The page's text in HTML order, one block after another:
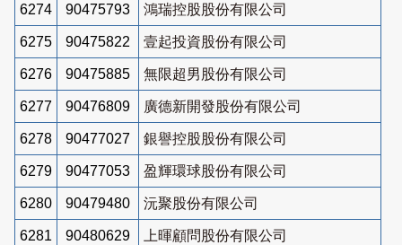
6274 90475793 鴻瑞控股股份有限公司
6275 90475822 壹起投資股份有限公司
6276 90475885 無限超男股份有限公司
6277 90476809 廣德新開發股份有限公司
6278 90477027 銀譽控股股份有限公司
6279 90477053 盈輝環球股份有限公司
6280 90479480 沅聚股份有限公司
6281 90480629 上暉顧問股份有限公司